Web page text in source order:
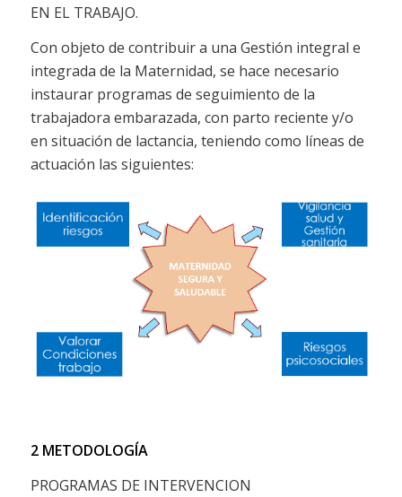
EN EL TRABAJO.
Con objeto de contribuir a una Gestión integral e
integrada de la Maternidad, se hace necesario
instaurar programas de seguimiento de la
trabajadora embarazada, con parto reciente y/o
en situación de lactancia, teniendo como líneas de
actuación las siguientes:
2 METODOLOGÍA
PROGRAMAS DE INTERVENCION